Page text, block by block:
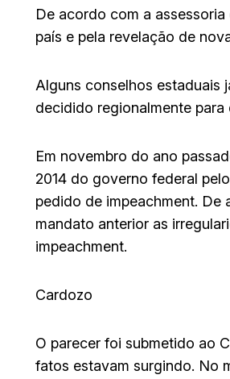
De acordo com a
país e pela revelação de
Alguns conselhos estaduais
decidido regionalmente
Em novembro do ano
2014 do governo federal
pedido de impeachment.
mandato anterior as
impeachment.
Cardozo
O parecer foi submetido ao
fatos estavam surgindo. No